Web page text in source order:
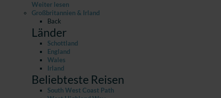
Weiter lesen
Großbritannien & Irland
Back
Länder
Schottland
England
Wales
Irland
Beliebteste Reisen
South West Coast Path